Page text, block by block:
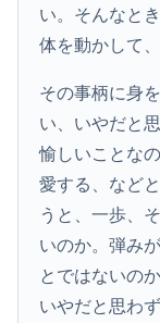
い。そんなと
体を動かして
その事柄に身
い、いやだと
愉しいことな
愛する、など
うと、一歩、
いのか。弾み
とではないのか
いやだと思わ